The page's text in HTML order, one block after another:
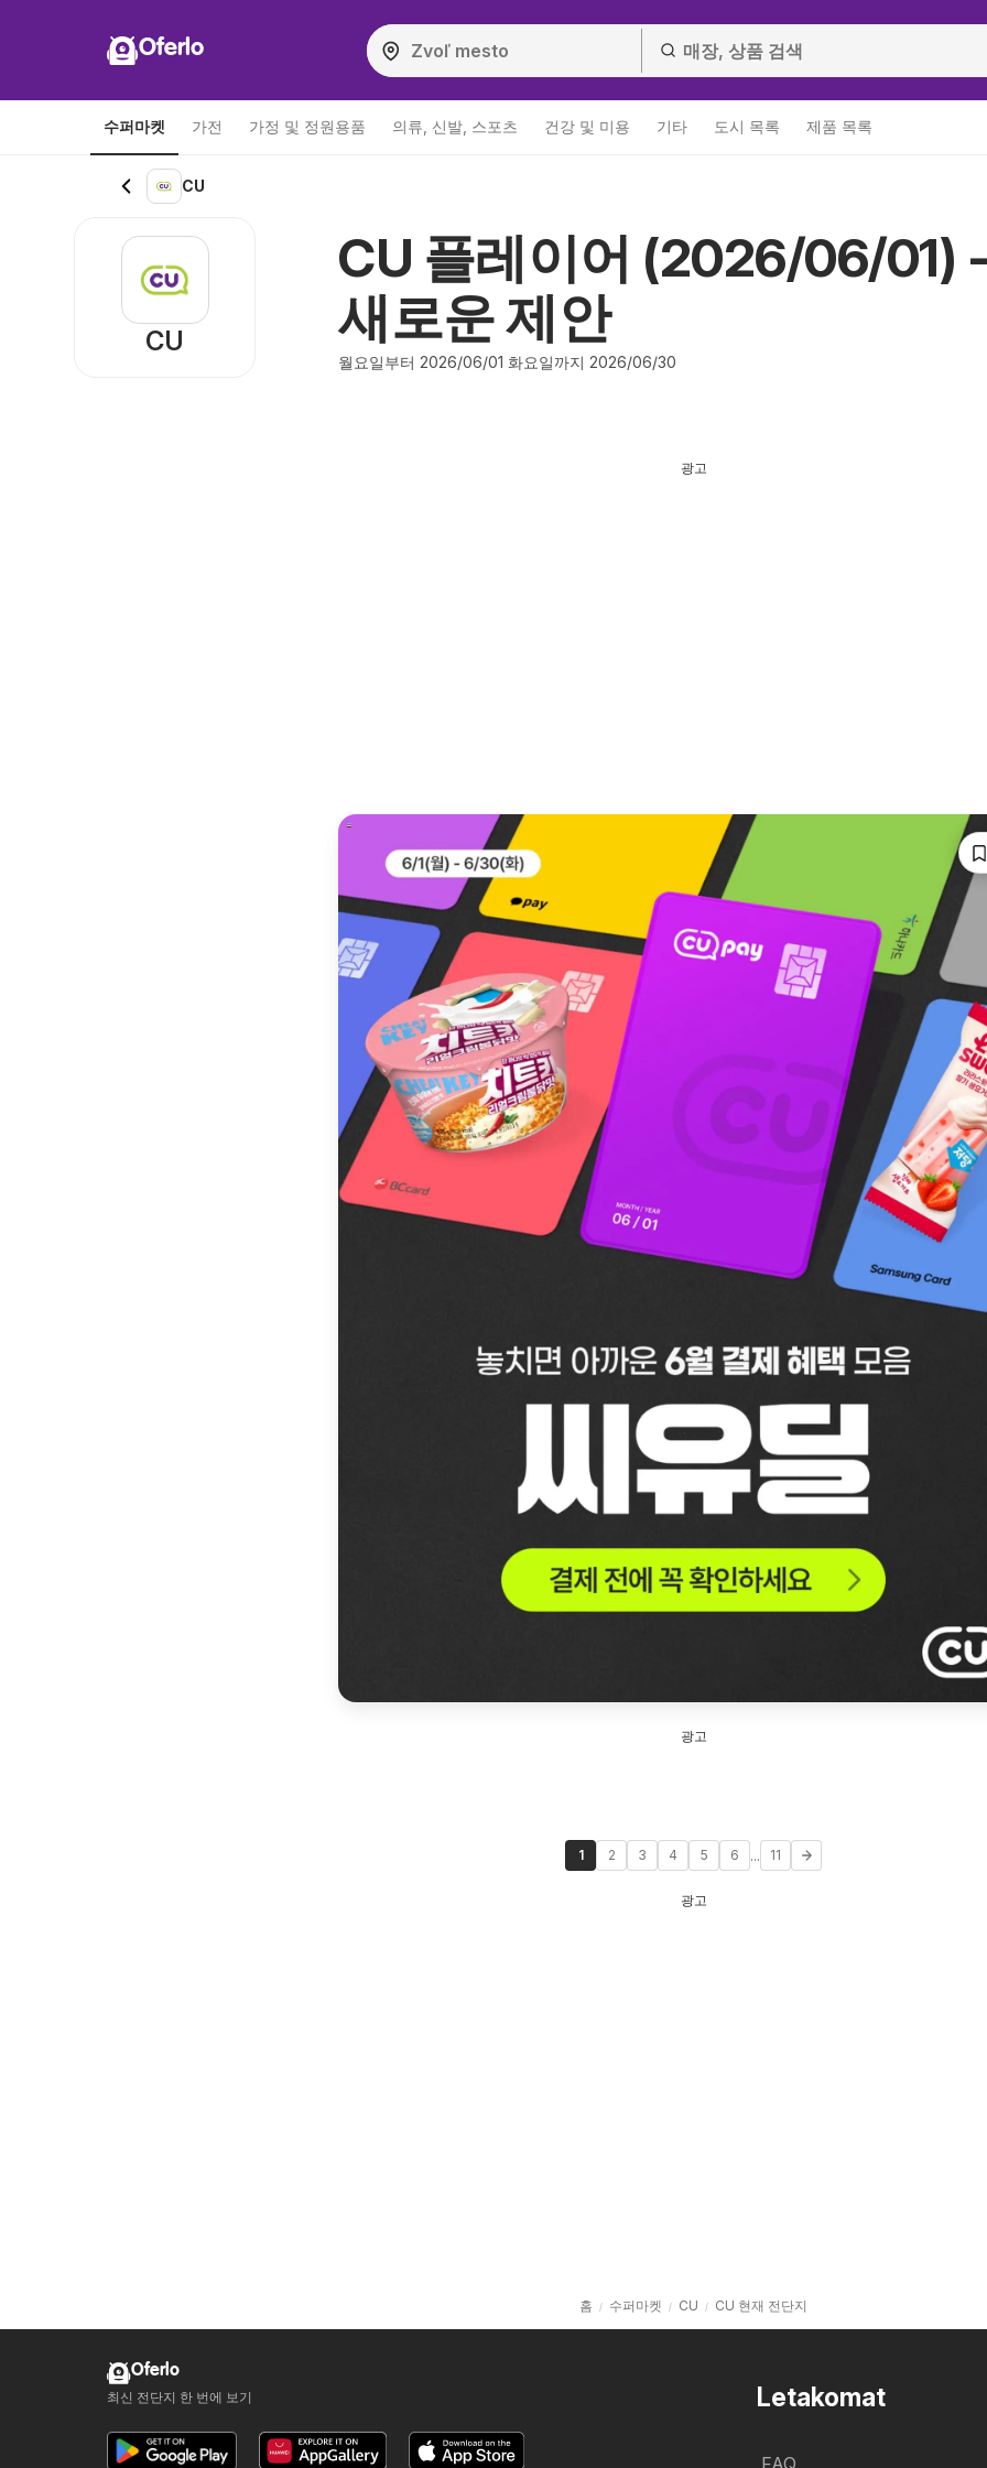
Oferlo
수퍼마켓 가전 가정 및 정원용품 의류, 신발, 스포츠 건강 및 미용 기타 도시 목록 제품 목록
CU
CU 플레이어 (2026/06/01)
새로운 제안
월요일부터 2026/06/01 화요일까지 2026/06/30
광고
광고
1 2 3 4 5 6 ... 11
광고
홈 수퍼마켓 CU CU 현재 전단지
CU
Letakomat
Oferlo
최신 전단지 한 번에 보기